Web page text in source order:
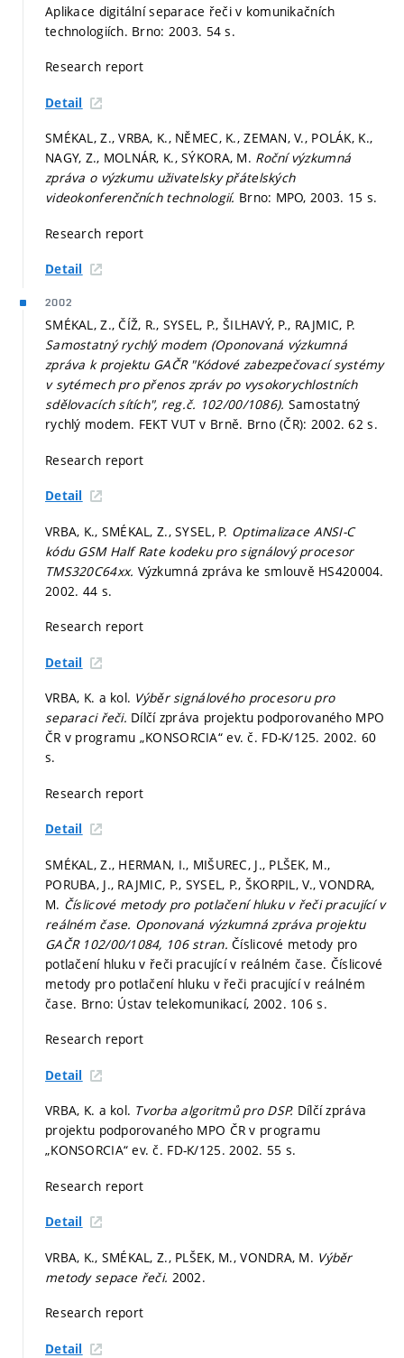
Aplikace digitální separace řeči v komunikačních
technologiích. Brno: 2003. 54 s.
Research report
Detail
SMÉKAL, Z., VRBA, K., NĚMEC, K., ZEMAN, V., POLÁK, K.,
NAGY, Z., MOLNÁR, K., SÝKORA, M. Roční výzkumná
zpráva o výzkumu uživatelsky přátelských
videokonferenčních technologií. Brno: MPO, 2003. 15 s.
Research report
Detail
2002
SMÉKAL, Z., ČÍŽ, R., SYSEL, P., ŠILHAVÝ, P., RAJMIC, P.
Samostatný rychlý modem (Oponovaná výzkumná
zpráva k projektu GAČR "Kódové zabezpečovací systémy
v sytémech pro přenos zpráv po vysokorychlostních
sdělovacích sítích", reg.č. 102/00/1086). Samostatný
rychlý modem. FEKT VUT v Brně. Brno (ČR): 2002. 62 s.
Research report
Detail
VRBA, K., SMÉKAL, Z., SYSEL, P. Optimalizace ANSI-C
kódu GSM Half Rate kodeku pro signálový procesor
TMS320C64xx. Výzkumná zpráva ke smlouvě HS420004.
2002. 44 s.
Research report
Detail
VRBA, K. a kol. Výběr signálového procesoru pro
separaci řeči. Dílčí zpráva projektu podporovaného MPO
ČR v programu „KONSORCIA“ ev. č. FD-K/125. 2002. 60
s.
Research report
Detail
SMÉKAL, Z., HERMAN, I., MIŠUREC, J., PLŠEK, M.,
PORUBA, J., RAJMIC, P., SYSEL, P., ŠKORPIL, V., VONDRA,
M. Číslicové metody pro potlačení hluku v řeči pracující v
reálném čase. Oponovaná výzkumná zpráva projektu
GAČR 102/00/1084, 106 stran.Číslicové metody pro
potlačení hluku v řeči pracující v reálném čase. Číslicové
metody pro potlačení hluku v řeči pracující v reálném
čase. Brno: Ústav telekomunikací, 2002. 106 s.
Research report
Detail
VRBA, K. a kol. Tvorba algoritmů pro DSP. Dílčí zpráva
projektu podporovaného MPO ČR v programu
„KONSORCIA“ ev. č. FD-K/125. 2002. 55 s.
Research report
Detail
VRBA, K., SMÉKAL, Z., PLŠEK, M., VONDRA, M. Výběr
metody sepace řeči. 2002.
Research report
Detail